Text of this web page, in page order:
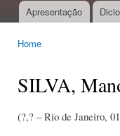
Main menu
Apresentação
Home
SILVA,
(?,? – Rio de Janeiro,